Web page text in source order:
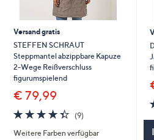
Versand gratis
STEFFEN SCHRAUT
Steppmantel abzippbare Kapuze
2-Wege Reißverschluss
figurumspielend
€ 79,99
4.3
von
5
(9)
Weitere Farben verfügbar